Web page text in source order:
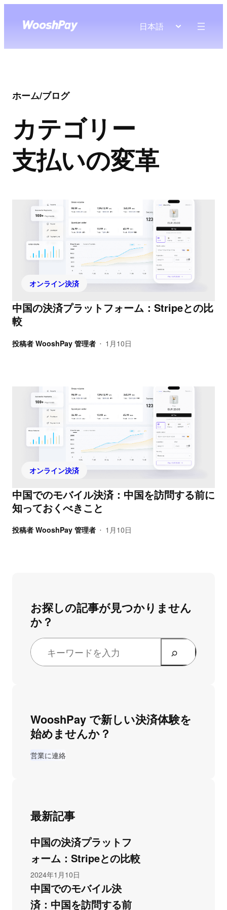
日本語
ホーム/ブログ
カテゴリー
支払いの変革
オンライン決済
中国の決済プラットフォーム：Stripeとの比
較
投稿者 WooshPay 管理者 • 1月10日
オンライン決済
中国でのモバイル決済：中国を訪問する前に
知っておくべきこと
投稿者 WooshPay 管理者 • 1月10日
お探しの記事が見つかりません
か？
WooshPay で新しい決済体験を
始めませんか？
営業に連絡
最新記事
中国の決済プラットフ
ォーム：Stripeとの比較
2024年1月10日
中国でのモバイル決
済：中国を訪問する前